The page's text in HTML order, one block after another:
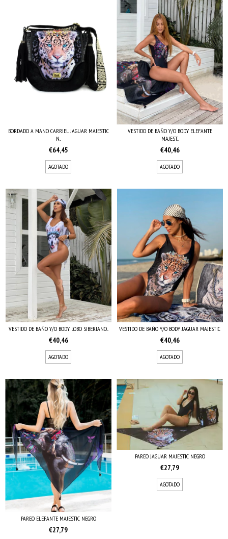
BORDADO A MANO CARRIEL JAGUAR MAJESTIC
N...
€64,45
AGOTADO
VESTIDO DE BAÑO Y/O BODY ELEFANTE
MAJEST...
€40,46
AGOTADO
VESTIDO DE BAÑO Y/O BODY LOBO SIBERIANO...
€40,46
AGOTADO
VESTIDO DE BAÑO Y/O BODY JAGUAR MAJESTIC
€40,46
AGOTADO
PAREO ELEFANTE MAJESTIC NEGRO
€27,79
PAREO JAGUAR MAJESTIC NEGRO
€27,79
AGOTADO